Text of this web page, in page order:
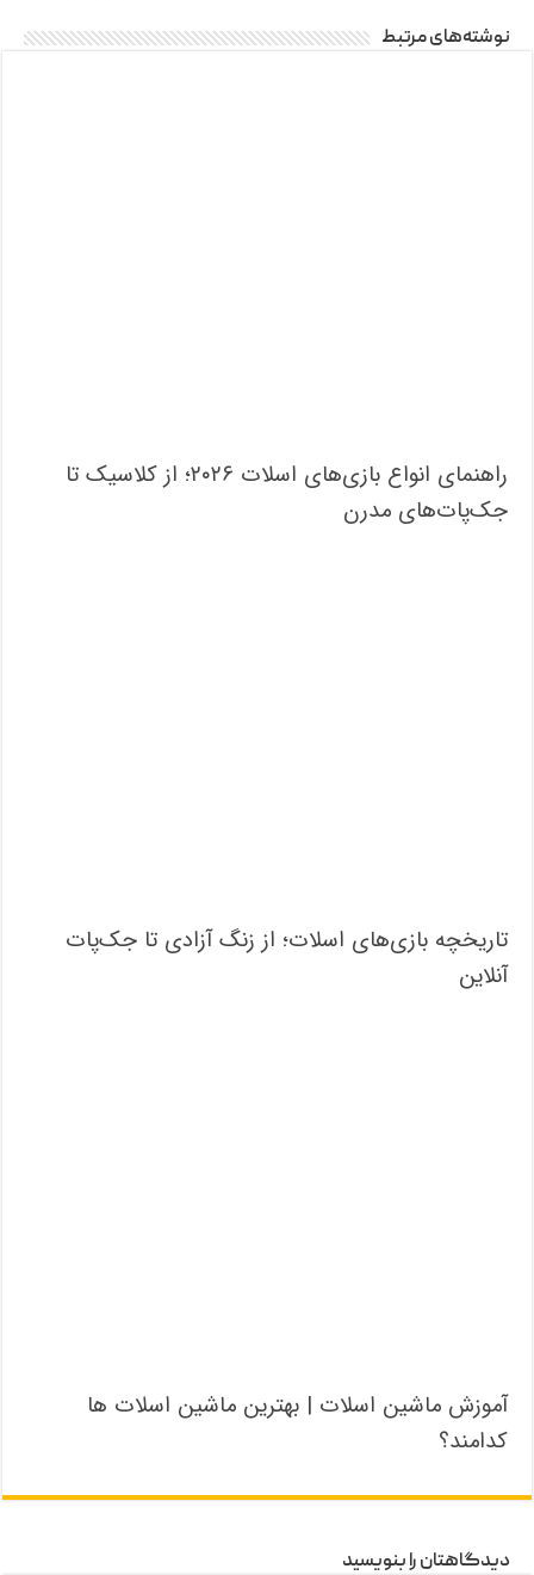
نوشته‌های مرتبط
راهنمای انواع بازی‌های اسلات ۲۰۲۶؛ از کلاسیک تا
جک‌پات‌های مدرن
تاریخچه بازی‌های اسلات؛ از زنگ آزادی تا جک‌پات‌
آنلاین
آموزش ماشین اسلات | بهترین ماشین اسلات ها
کدامند؟
دیدگاهتان را بنویسید